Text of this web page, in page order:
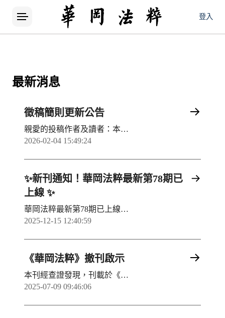
登入
最新消息
徵稿簡則更新公告
親愛的投稿作者及讀者：本期刊已於 （ 2026 年 3 月 11日） 修訂徵稿簡則，為提升審稿流程效率與投稿品質，並配合最新學術出版趨勢，調整部分投稿規範與格式要求。請所有作者務必參閱最新徵稿簡則後再行投稿。最新版徵稿簡則已更新至期刊官網「徵稿簡則」專區。自2026年3月30日（含）後投稿之稿件，均適用2026年3月11日通過之徵稿簡則版本，敬請投稿作者特別留意。如有疑問，歡迎來信洽詢： 電子郵件：CPR4@ulive.pccu.edu.tw 聯絡電話：02-2861-0511 #27107 感謝各位學者、研究者長期支持與投稿！2026.03.30
2026-02-04 15:49:24
✨新刊通知！華岡法粹最新第78期已
上線 ✨
華岡法粹最新第78期已上線，快來看看本期有哪些新文章吧！國家圖書館｜法源資訊網 ｜ 月旦知識庫
2025-12-15 12:40:59
《華岡法粹》撤刊啟示
本刊經查證發現，刊載於《華岡法粹》第74期之論文－陳獻忠〈老人福利法第41條保護安置費用償還之適用爭議〉，因涉及違反學術倫理，已違反本刊徵稿簡則及學術倫理規範。 為維護學術誠信，經編輯委員會審議決議，並報請主編核定後，特此自即日起撤銷該篇論文之刊登資格，並自本刊紙本及電子版中全面刪除該文。同時，本刊已通知電子資料庫業者進行下架。 本刊對於此次事件深感遺憾，並將持續加強審查機制，以維護學術出版品質。 《華岡法粹》 執行編輯 周佳宥 中華民國 114 年 7 月 14 日
2025-07-09 09:46:06